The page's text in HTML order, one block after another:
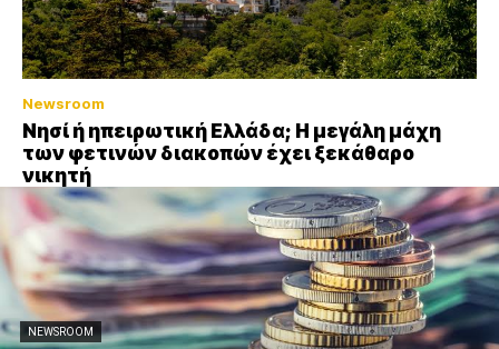
Newsroom
Νησί ή ηπειρωτική Ελλάδα; Η μεγάλη μάχη
των φετινών διακοπών έχει ξεκάθαρο
νικητή
NEWSROOM